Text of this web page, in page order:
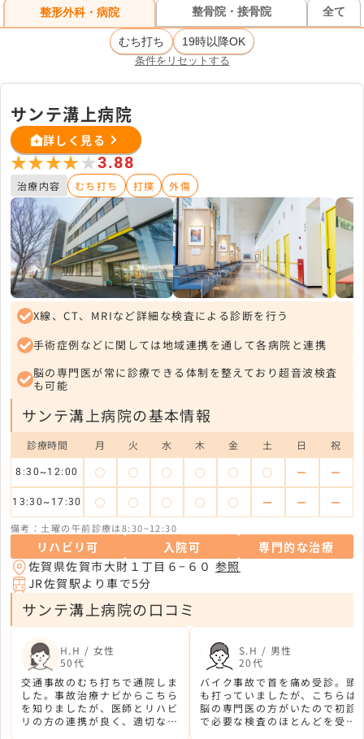
整形外科・病院 整骨院・接骨院 全て
むち打ち 19時以降OK
条件をリセットする
サンテ溝上病院
詳しく見る
★★★★★
★★★★★3.88
治療内容 むち打ち 打撲 外傷
X線、CT、MRIなど詳細な検査による診断を行う
手術症例などに関しては地域連携を通して各病院と連携
脳の専門医が常に診療できる体制を整えており超音波検査
も可能
サンテ溝上病院の基本情報
診療時間 月 火 水 木 金 土 日 祝
8:30~12:00 ◯ ◯ ◯ ◯ ◯ ◯ ー ー
13:30~17:30 ◯ ◯ ◯ ◯ ◯ ー ー ー
備考：土曜の午前診療は8:30~12:30
リハビリ可 入院可
専門的な治療
佐賀県佐賀市大財１丁目６−６０参照
JR佐賀駅より車で5分
サンテ溝上病院の口コミ
H.H / 女性
50代
交通事故のむち打ちで通院しま
した。事故治療ナビからこちら
を知りましたが、医師とリハビ
リの方の連携が良く、適切な治
S.H / 男性
20代
バイク事故で首を痛め受診。頭
も打っていましたが、こちらは
脳の専門医の方がいたので初診
で必要な検査のほとんどを受け